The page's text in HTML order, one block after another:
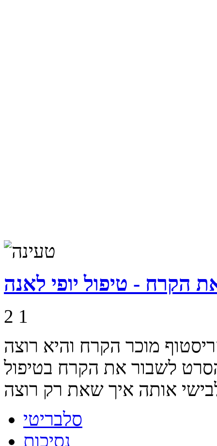
הקרח - טיפול יופי לאנה
2 1
מוכר הקרח והיא רוצה
לשבור את הקרח בטיפול
סלבריטי
נסיכות